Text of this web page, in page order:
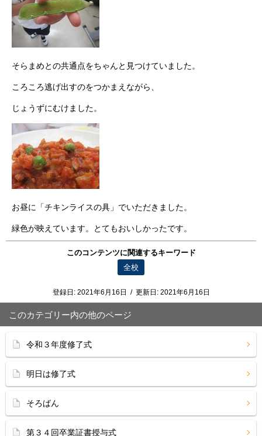
そらまめとの共通点をちゃんと見つけていました。
ころころ逃げ出すのをつかまえながら、
じょうずにむけました。
お昼に「チキンライスの具」でいただきました。
緑色が映えています。とてもおいしかったです。
このコンテンツに関連するキーワード
全校
登録日: 2021年6月16日 / 更新日: 2021年6月16日
このカテゴリー内の他のページ
令和３年度修了式
明日は修了式
そろばん
第３４回卒業証書授与式